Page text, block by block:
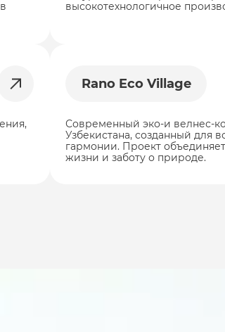
высокотехнологичное
Rano Eco Village
Современный эко-и велнес-
Узбекистана, созданный для
гармонии. Проект
жизни и заботу о природе.